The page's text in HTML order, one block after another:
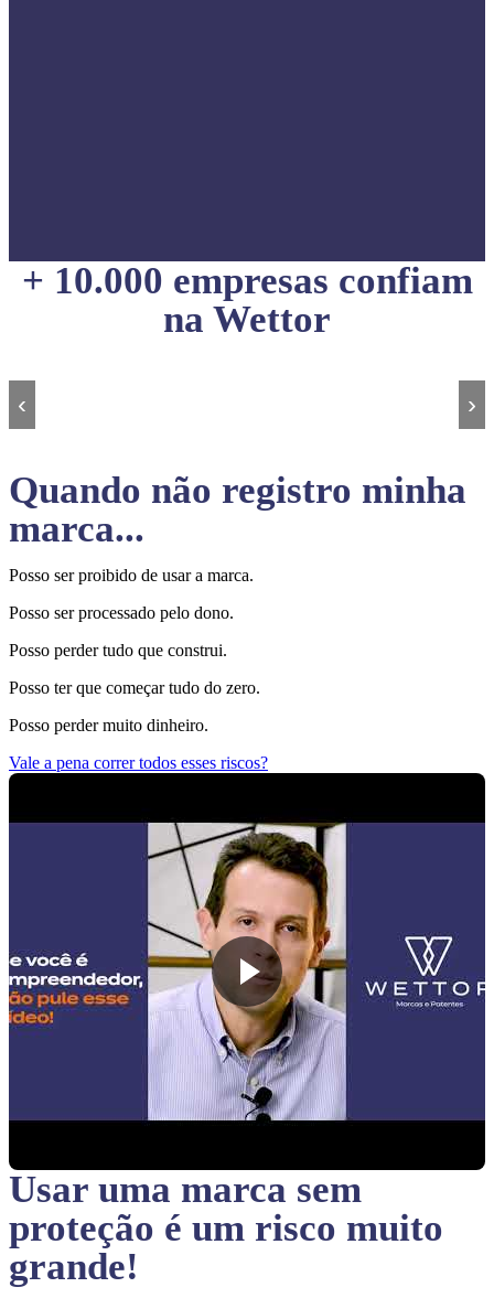
+ 10.000 empresas confiam
na Wettor
‹ ›
Quando não registro minha
marca...
Posso ser proibido de usar a marca.
Posso ser processado pelo dono.
Posso perder tudo que construi.
Posso ter que começar tudo do zero.
Posso perder muito dinheiro.
Vale a pena correr todos esses riscos?
Usar uma marca sem
proteção é um risco muito
grande!